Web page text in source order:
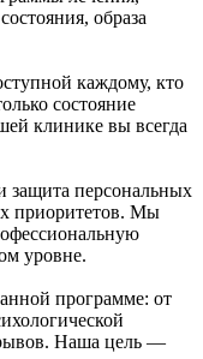
образа
каждому, кто
состояние
клинике вы всегда
защита персональных
приоритетов. Мы
уровне.
программе: от
Наша цель —